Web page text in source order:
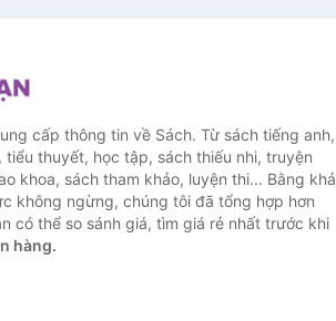
cấp thông tin về Sách. Từ sách tiếng anh,
thuyết, học tập, sách thiếu nhi, truyện
khoa, sách tham khảo, luyện thi... Bằng khả
không ngừng, chúng tôi đã tổng hợp hơn
có thể so sánh giá, tìm giá rẻ nhất trước khi
hàng.